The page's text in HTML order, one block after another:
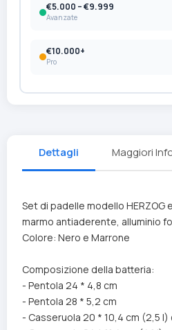
€5.000 – €9.999
Avanzate
€10.000+
Pro
Dettagli Maggiori
Set di padelle modello
marmo antiaderente, alluminio
Colore: Nero e Marrone
Composizione della batteria:
- Pentola 24 * 4,8 cm
- Pentola 28 * 5,2 cm
- Casseruola 20 * 10,4 cm (2,5